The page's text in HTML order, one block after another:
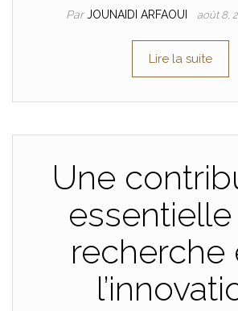
ParJOUNAIDI ARFAOUI août 8,
Lire la suite
Une
essentielle
recherche